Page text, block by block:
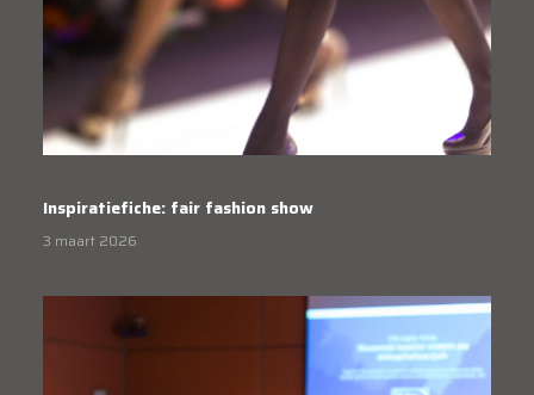
Inspiratiefiche: fair fashion show
3 maart 2026